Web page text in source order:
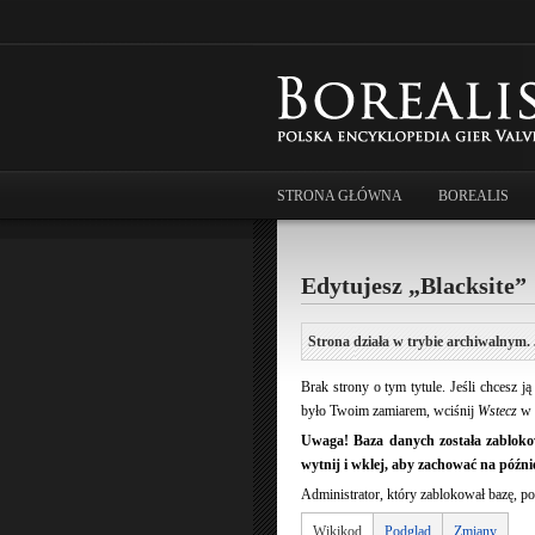
STRONA GŁÓWNA BOREALIS
Edytujesz „Blacksite”
Strona działa w trybie
Brak strony o tym tytule. Jeśli chcesz
było Twoim zamiarem, wciśnij Wstecz w
Uwaga! Baza danych została
wytnij i wklej, aby zachować na
Administrator, który zablokował bazę,
Wikikod Podgląd Zmiany